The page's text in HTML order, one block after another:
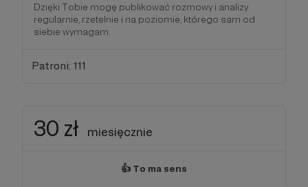
Dzięki Tobie mogę publikować rozmowy i analizy
regularnie, rzetelnie i na poziomie, którego sam od
siebie wymagam.
Patroni: 111
30 zł miesięcznie
👍 To ma sens